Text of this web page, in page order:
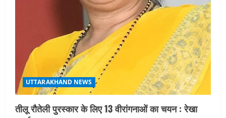
UTTARAKHAND NEWS
तीलू रौतेली पुरस्कार के लिए 13 वीरांगनाओं का चयन : रेखा